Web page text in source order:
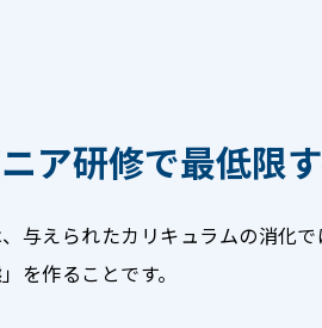
ア研修で最低限
与えられたカリキュラムの消化
を作ることです。